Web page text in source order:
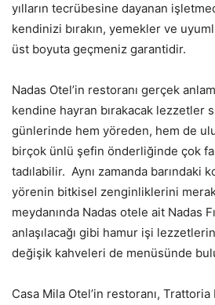
yılların tecrübesine dayanan
kendinizi bırakın, yemekler ve
üst boyuta geçmeniz garantidir.
Nadas Otel’in restoranı gerçek
kendine hayran bırakacak lezzetler
günlerinde hem yöreden, hem de
birçok ünlü şefin önderliğinde çok
tadılabilir. Aynı zamanda barındaki
yörenin bitkisel zenginliklerini
meydanında Nadas otele ait Nadas
anlaşılacağı gibi hamur işi
değişik kahveleri de menüsünde
Casa Mila Otel’in restoranı, Trattoria